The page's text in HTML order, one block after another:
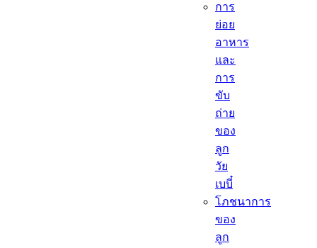
การ
ย่อย
อาหาร
และ
การ
ขับ
ถ่าย
ของ
ลูก
วัย
เบบี๋
โภชนาการ
ของ
ลูก